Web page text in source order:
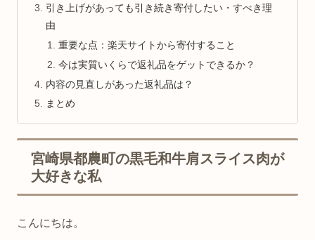
引き上げがあっても引き続き寄付したい・すべき理
由
重要な点：楽天サイトから寄付すること
今は実質いくらで返礼品をゲットできるか？
内容の見直しがあった返礼品は？
まとめ
宮崎県都農町の黒毛和牛肩スライス肉が
大好きな私
こんにちは。